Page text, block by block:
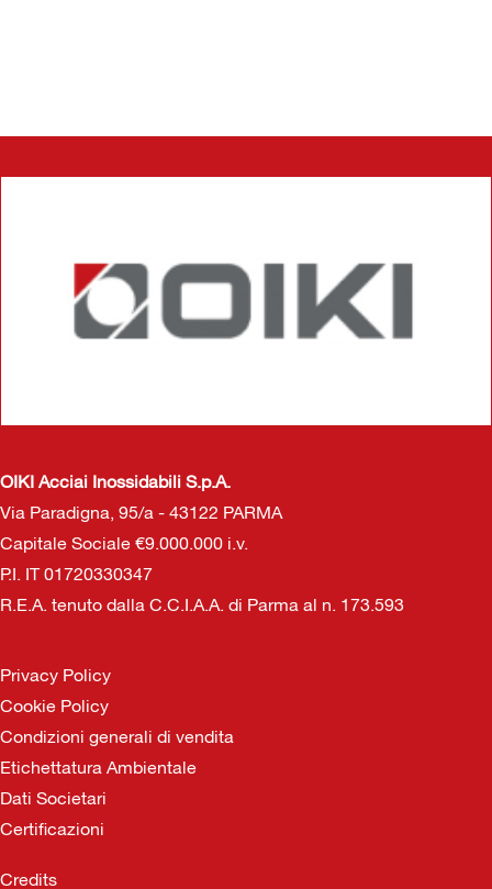
OIKI Acciai Inossidabili S.p.A.
Via Paradigna, 95/a - 43122 PARMA
Capitale Sociale €9.000.000 i.v.
P.I. IT 01720330347
R.E.A. tenuto dalla C.C.I.A.A. di Parma al n. 173.593
Privacy Policy
Cookie Policy
Condizioni generali di vendita
Etichettatura Ambientale
Dati Societari
Certificazioni
Credits